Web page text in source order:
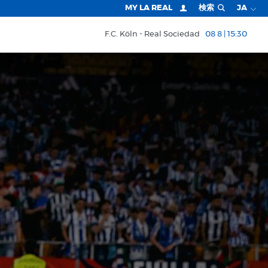
MY LA REAL 検索 JA
F.C. Köln Real Sociedad 08 8 | 15:30